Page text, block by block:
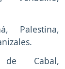
Palestina,
Cabal,